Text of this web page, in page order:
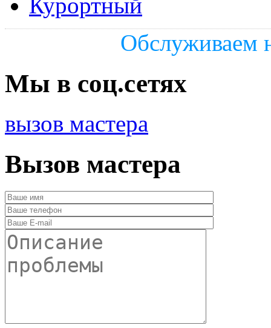
Обслуживаем
Мы в соц.сетях
вызов мастера
Вызов мастера